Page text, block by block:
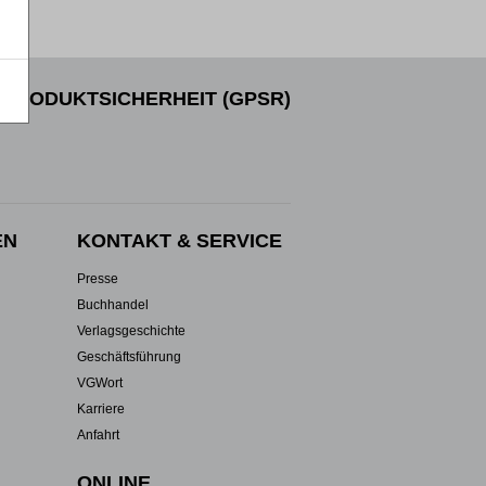
PRODUKTSICHERHEIT (GPSR)
KONTAKT & SERVICE
Presse
Buchhandel
Verlagsgeschichte
Geschäftsführung
VGWort
Karriere
Anfahrt